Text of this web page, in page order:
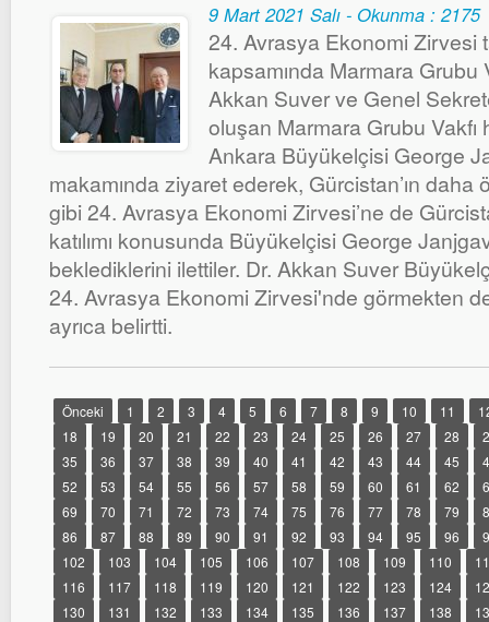
9 Mart 2021 Salı - Okunma : 2175
24. Avrasya Ekonomi Zirvesi
kapsamında Marmara Grubu
Akkan Suver ve Genel
oluşan Marmara Grubu Vakfı
Ankara Büyükelçisi George
makamında ziyaret ederek, Gürcistan’ın daha
gibi 24. Avrasya Ekonomi Zirvesi’ne de
katılımı konusunda Büyükelçisi George
beklediklerini ilettiler. Dr. Akkan Suver
24. Avrasya Ekonomi Zirvesi'nde görmekten
ayrıca belirtti.
Önceki 1 2 3 4 5 6 7 8 9 10 11
18
19 20 21 22 23 24 25 26 27 28
35
36 37 38 39 40 41 42 43 44 45
52
53 54 55 56 57 58 59 60 61 62
69
70 71 72 73 74 75 76 77 78 79
86
87 88 89 90 91 92 93 94 95 96
102
103 104 105 106 107 108 109 110
116
117 118 119 120 121 122 123 124
130
131 132 133 134 135 136 137 138